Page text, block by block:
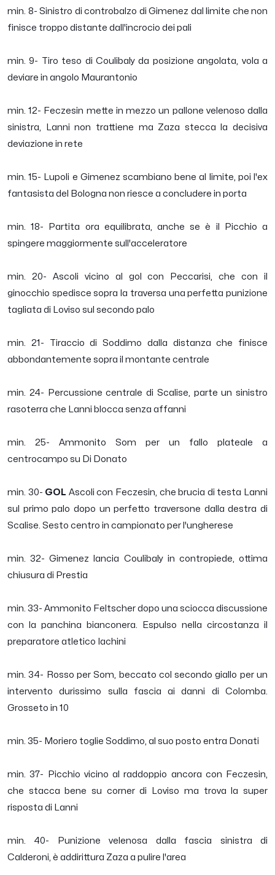
min. 8- Sinistro di controbalzo di Gimenez dal limite che non
finisce troppo distante dall'incrocio dei pali
min. 9- Tiro teso di Coulibaly da posizione angolata, vola a
deviare in angolo Maurantonio
min. 12- Feczesin mette in mezzo un pallone velenoso dalla
sinistra, Lanni non trattiene ma Zaza stecca la decisiva
deviazione in rete
min. 15- Lupoli e Gimenez scambiano bene al limite, poi l'ex
fantasista del Bologna non riesce a concludere in porta
min. 18- Partita ora equilibrata, anche se è il Picchio a
spingere maggiormente sull'acceleratore
min. 20- Ascoli vicino al gol con Peccarisi, che con il
ginocchio spedisce sopra la traversa una perfetta punizione
tagliata di Loviso sul secondo palo
min. 21- Tiraccio di Soddimo dalla distanza che finisce
abbondantemente sopra il montante centrale
min. 24- Percussione centrale di Scalise, parte un sinistro
rasoterra che Lanni blocca senza affanni
min. 25- Ammonito Som per un fallo plateale a
centrocampo su Di Donato
min. 30- GOL Ascoli con Feczesin, che brucia di testa Lanni
sul primo palo dopo un perfetto traversone dalla destra di
Scalise. Sesto centro in campionato per l'ungherese
min. 32- Gimenez lancia Coulibaly in contropiede, ottima
chiusura di Prestia
min. 33- Ammonito Feltscher dopo una sciocca discussione
con la panchina bianconera. Espulso nella circostanza il
preparatore atletico Iachini
min. 34- Rosso per Som, beccato col secondo giallo per un
intervento durissimo sulla fascia ai danni di Colomba.
Grosseto in 10
min. 35- Moriero toglie Soddimo, al suo posto entra Donati
min. 37- Picchio vicino al raddoppio ancora con Feczesin,
che stacca bene su corner di Loviso ma trova la super
risposta di Lanni
min. 40- Punizione velenosa dalla fascia sinistra di
Calderoni, è addirittura Zaza a pulire l'area